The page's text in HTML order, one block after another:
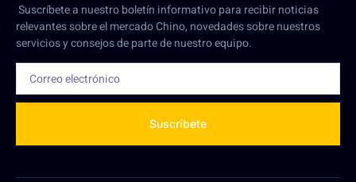
Suscríbete a nuestro boletín informativo para recibir noticias
relevantes sobre el mercado Chino, novedades sobre nuestros
servicios y consejos de parte de nuestro equipo.
Suscríbete